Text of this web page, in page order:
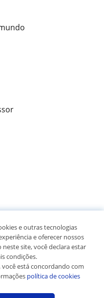
de alunos
particulares
particulares
e outras tecnologias
e oferecer nossos
site, você declara estar
condições.
está concordando com
política de cookies